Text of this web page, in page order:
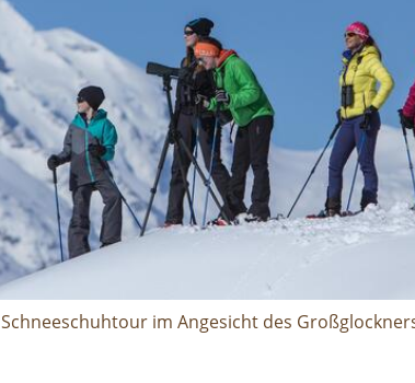
Schneeschuhtour im Angesicht des